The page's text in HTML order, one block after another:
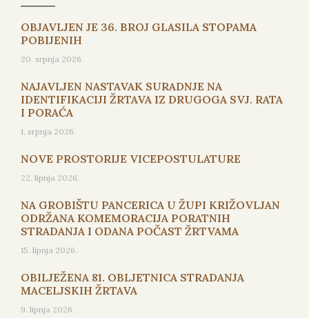
OBJAVLJEN JE 36. BROJ GLASILA STOPAMA
POBIJENIH
20. srpnja 2026.
NAJAVLJEN NASTAVAK SURADNJE NA
IDENTIFIKACIJI ŽRTAVA IZ DRUGOGA SVJ. RATA
I PORAĆA
1. srpnja 2026.
NOVE PROSTORIJE VICEPOSTULATURE
22. lipnja 2026.
NA GROBIŠTU PANCERICA U ŽUPI KRIŽOVLJAN
ODRŽANA KOMEMORACIJA PORATNIH
STRADANJA I ODANA POČAST ŽRTVAMA
15. lipnja 2026.
OBILJEŽENA 81. OBLJETNICA STRADANJA
MACELJSKIH ŽRTAVA
9. lipnja 2026.